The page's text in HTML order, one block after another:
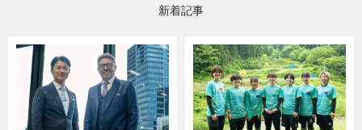
新着記事